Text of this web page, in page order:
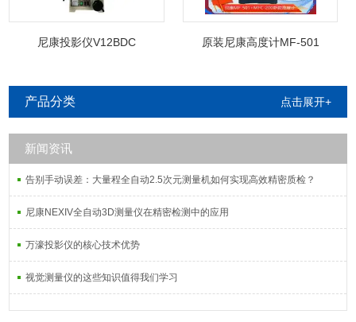
尼康投影仪V12BDC 原装尼康高度计MF-501
产品分类 点击展开+
新闻资讯
告别手动误差：大量程全自动2.5次元测量机如何实现高效精密质检？
尼康NEXIV全自动3D测量仪在精密检测中的应用
万濠投影仪的核心技术优势
视觉测量仪的这些知识值得我们学习